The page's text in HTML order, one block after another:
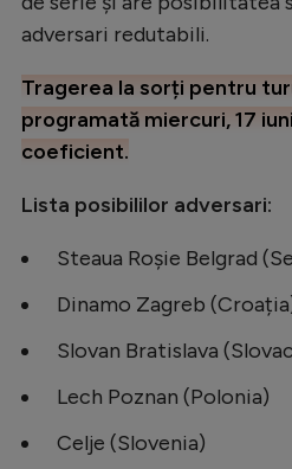
adversari redutabili.
Tragerea la sorți pentru
programată miercuri, 17
coeficient.
Lista posibililor adversari:
Steaua Roșie Belgrad
Dinamo Zagreb
Slovan Bratislava
Lech Poznan (Polonia)
Celje (Slovenia)